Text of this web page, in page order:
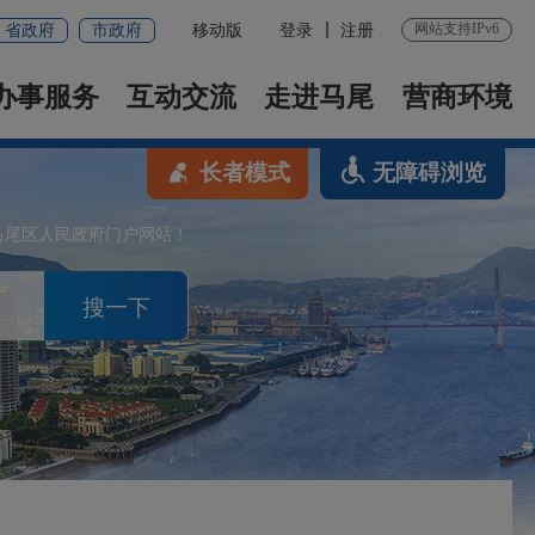
省政府 市政府 移动版 登录 注册 网站支持IPv6
事服务 互动交流 走进马尾 营商环境
区人民政府门户网站！
搜一下
长者模式 无障碍浏览